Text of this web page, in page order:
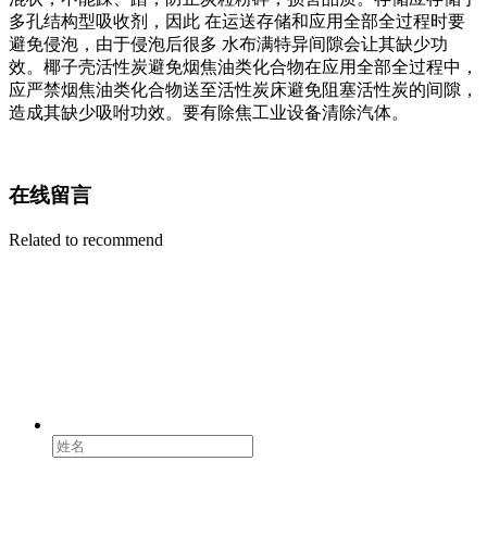
多孔结构型吸收剂，因此 在运送存储和应用全部全过程时要
避免侵泡，由于侵泡后很多 水布满特异间隙会让其缺少功
效。椰子壳活性炭避免烟焦油类化合物在应用全部全过程中，
应严禁烟焦油类化合物送至活性炭床避免阻塞活性炭的间隙，
造成其缺少吸咐功效。要有除焦工业设备清除汽体。
在线留言
Related to recommend